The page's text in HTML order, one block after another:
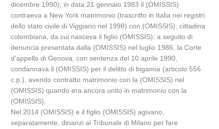
dicembre 1990); in data 21 gennaio 1983 il (OMISSIS)
contraeva a New York matrimonio (trascritto in Italia nei registri
dello stato civile di Viggiano nel 1998) con (OMISSIS), cittadina
colombiana, da cui nasceva il figlio (OMISSIS); a seguito di
denuncia presentata dalla (OMISSIS) nel luglio 1986, la Corte
d’appello di Genova, con sentenza del 10 aprile 1990,
condannava il (OMISSIS) per il delitto di bigamia (articolo 556
c.p.), avendo contratto matrimonio con la (OMISSIS) nel
(OMISSIS) quando era ancora unito in matrimonio con la
(OMISSIS).
Nel 2014 (OMISSIS) e il figlio (OMISSIS) agivano,
separatamente, dinanzi al Tribunale di Milano per fare